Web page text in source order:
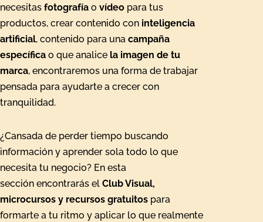
necesitas fotografía o vídeo para tus
productos, crear contenido con inteligencia
artificial, contenido para una campaña
específica o que analice la imagen de tu
marca, encontraremos una forma de trabajar
pensada para ayudarte a crecer con
tranquilidad.
¿Cansada de perder tiempo buscando
información y aprender sola todo lo que
necesita tu negocio? En esta
sección encontrarás el Club Visual,
microcursos y recursos gratuitos para
formarte a tu ritmo y aplicar lo que realmente